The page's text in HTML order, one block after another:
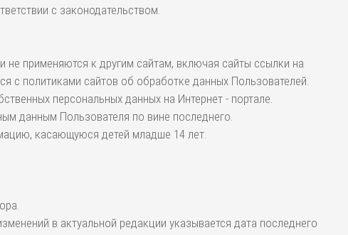
с законодательством.
не применяются к другим сайтам, включая сайты ссылки на
с политиками сайтов об обработке данных Пользователей.
персональных данных на Интернет - портале.
данным Пользователя по вине последнего.
касающуюся детей младше 14 лет.
в актуальной редакции указывается дата последнего